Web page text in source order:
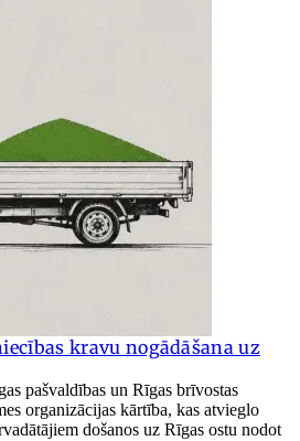
kravu nogādāšana uz
pašvaldības un Rīgas brīvostas
organizācijas kārtība, kas atvieglo
došanos uz Rīgas ostu nodot